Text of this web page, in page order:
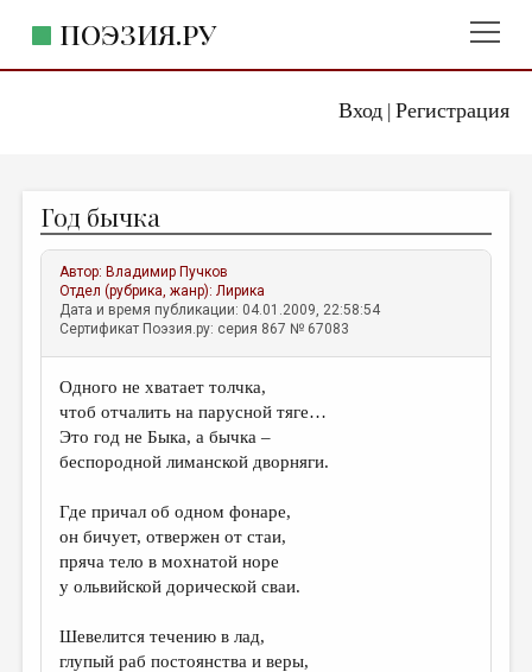
Вход| Регистрация
ПОЭЗИЯ.РУ
ЖАНРЫ
АВТОРЫ
КОММЕНТАРИИ
ЛИТСАЛОН
НОВОСТИ
ПРАВИЛА САЙТА
ИЗБРАННОЕ
ДАЙДЖЕСТ
ПЕРЕВОДЫ
Год бычка
Автор: Владимир Пучков
Отдел (рубрика, жанр):Лирика
Дата и время публикации: 04.01.2009, 22:58:54
Сертификат Поэзия.ру: серия 867 № 67083
Одного не хватает толчка,
чтоб отчалить на парусной тяге…
Это год не Быка, а бычка –
беспородной лиманской дворняги.
Где причал об одном фонаре,
он бичует, отвержен от стаи,
пряча тело в мохнатой норе
у ольвийской дорической сваи.
Шевелится течению в лад,
глупый раб постоянства и веры,